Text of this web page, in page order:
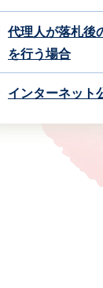
代理人が落札後
を行う場合
インターネット